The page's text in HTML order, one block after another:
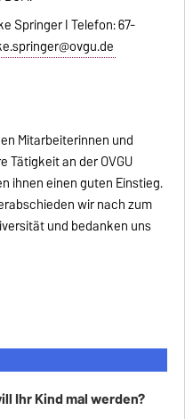
Springer I Telefon: 67-
Mitarbeiterinnen und
Tätigkeit an der OVGU
ihnen einen guten Einstieg.
wir nach zum
und bedanken uns
Ihr Kind mal werden?